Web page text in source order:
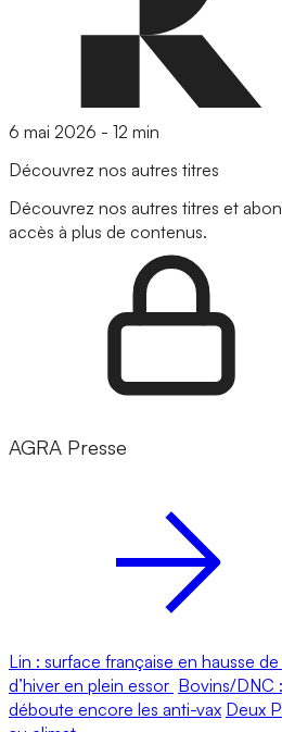
6 mai 2026 - 12 min
Découvrez nos autres titres
Découvrez nos autres titres et
accès à plus de contenus.
AGRA Presse
Lin : surface française en hausse
d’hiver en plein essor Bovins/DNC
déboute encore les anti-vax Deux